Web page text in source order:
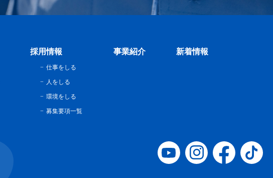
採用情報
仕事をしる
人をしる
環境をしる
募集要項一覧
事業紹介 新着情報